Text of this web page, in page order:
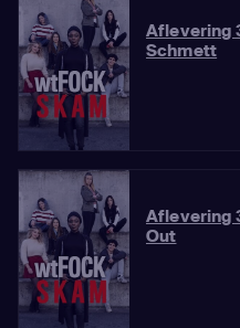
Aflevering
Schmett
Aflevering
Out